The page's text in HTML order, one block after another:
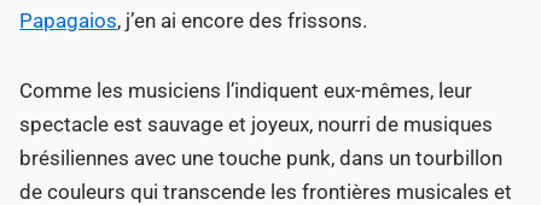
Papagaios, j’en ai encore des frissons.
Comme les musiciens l’indiquent eux-mêmes, leur
spectacle est sauvage et joyeux, nourri de musiques
brésiliennes avec une touche punk, dans un tourbillon
de couleurs qui transcende les frontières musicales et